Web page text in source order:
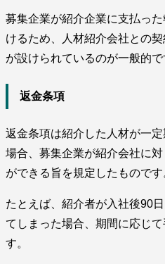
募集企業が紹介企業に支払っ
けるため、人材紹介会社との
が設けられているのが一般的で
返金条項
返金条項は紹介した人材が一
場合、募集企業が紹介会社に
ができる旨を規定したものです
たとえば、紹介者が入社後90
てしまった場合、期間に応じ
す。